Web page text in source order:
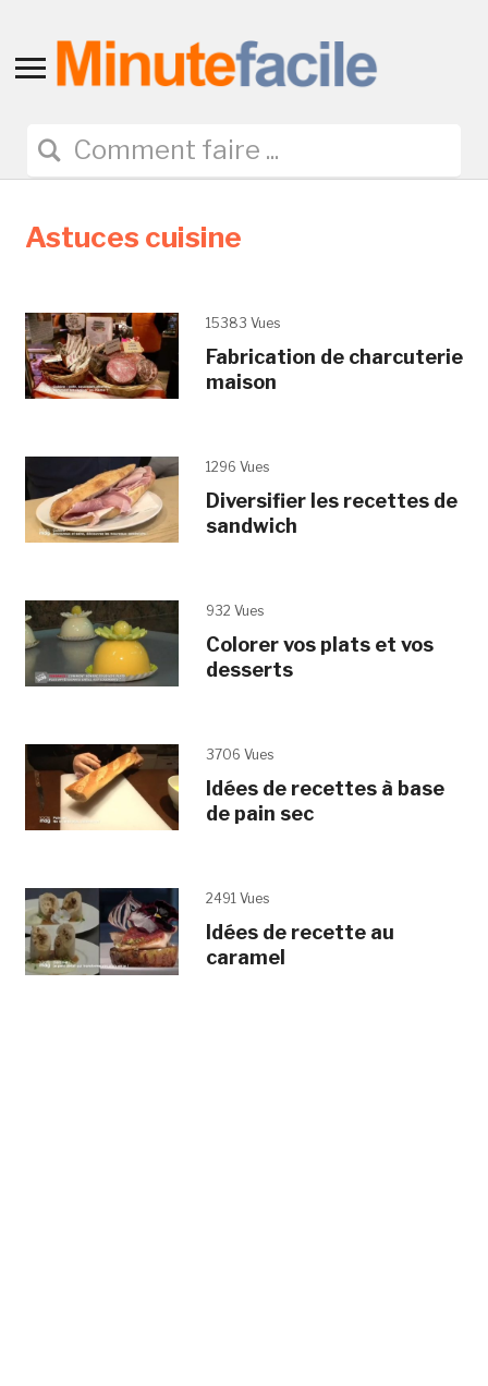
Toggle
navigation
Astuces cuisine
15383 Vues
Fabrication de charcuterie
maison
1296 Vues
Diversifier les recettes de
sandwich
932 Vues
Colorer vos plats et vos
desserts
3706 Vues
Idées de recettes à base
de pain sec
2491 Vues
Idées de recette au
caramel